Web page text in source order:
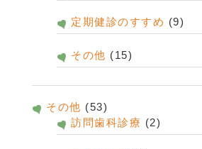
定期健診のすすめ (9)
その他 (15)
その他 (53)
訪問歯科診療 (2)